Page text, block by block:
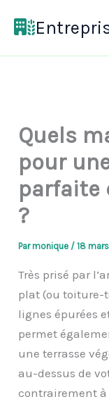
Quels
pour
parfaite
?
Parmonique /18
Très prisé par
plat (ou toiture-
lignes épurées
permet
une terrasse
au-dessus de
contrairement